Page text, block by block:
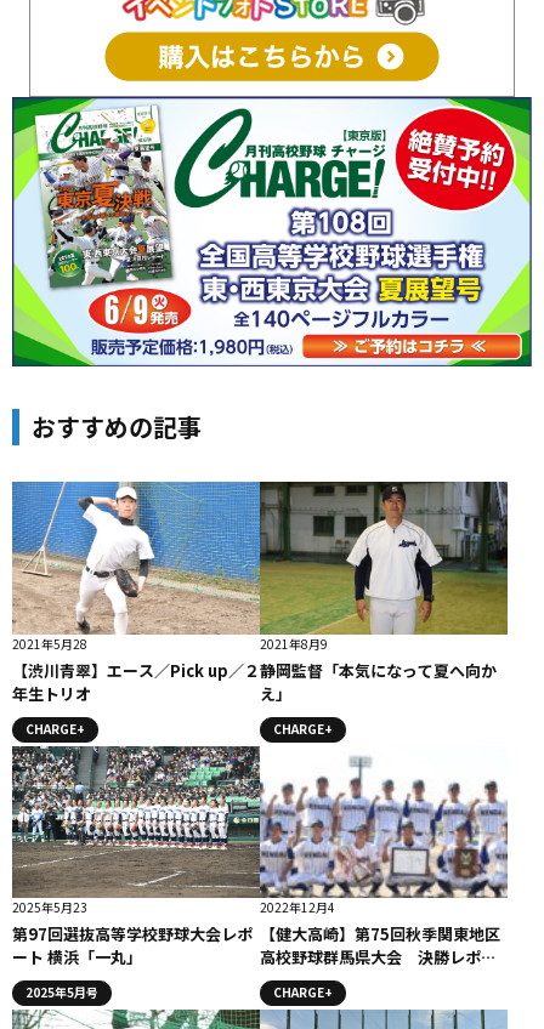
おすすめの記事
2021年5月28
【渋川青翠】エース／Pick up／２
年生トリオ
CHARGE+
2021年8月9
静岡監督「本気になって夏へ向か
え」
CHARGE+
2025年5月23
第97回選抜高等学校野球大会レポ
ート 横浜「一丸」
2025年5月号
2022年12月4
【健大高崎】第75回秋季関東地区
高校野球群馬県大会 決勝レポー
ト
CHARGE+